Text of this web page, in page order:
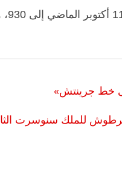
وباستشهاد
خط جرينتش»
خرطوش للملك سنوسرت